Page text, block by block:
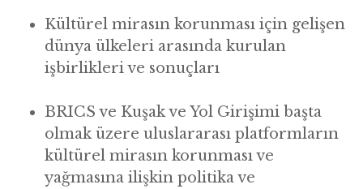
Kültürel mirasın korunması için gelişen
dünya ülkeleri arasında kurulan
işbirlikleri ve sonuçları
BRICS ve Kuşak ve Yol Girişimi başta
olmak üzere uluslararası platformların
kültürel mirasın korunması ve
yağmasına ilişkin politika ve